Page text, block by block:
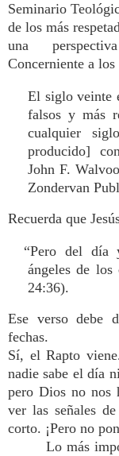
Seminario
de los más
una
Concerniente a
El siglo veinte
falsos y más
cualquier
producido]
John F.
Zondervan
Recuerda que
“Pero del día
ángeles de
24:36).
Ese verso debe
fechas.
Sí, el Rapto
nadie sabe el día
pero Dios no nos
ver las señales
corto. ¡Pero no
Lo más